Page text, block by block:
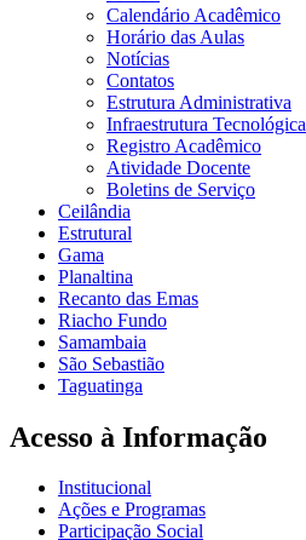
Calendário Acadêmico
Horário das Aulas
Notícias
Contatos
Estrutura Administrativa
Infraestrutura Tecnológica
Registro Acadêmico
Atividade Docente
Boletins de Serviço
Ceilândia
Estrutural
Gama
Planaltina
Recanto das Emas
Riacho Fundo
Samambaia
São Sebastião
Taguatinga
Acesso à Informação
Institucional
Ações e Programas
Participação Social